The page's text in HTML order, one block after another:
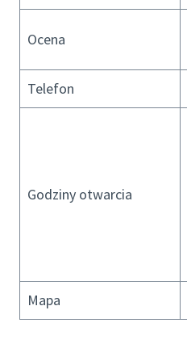
Ocena
Telefon
Godziny otwarcia
Mapa